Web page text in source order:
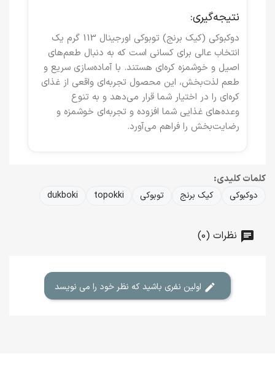
نتیجه‌گیری:
دوکبوکی (کیک برنج) توبوکی اورجینال 113 گرم
یک
انتخاب عالی برای کسانی است که به دنبال طعم‌های
اصیل و خوشمزه کره‌ای هستند. با آماده‌سازی سریع و
طعم لذت‌بخش، این محصول تجربه‌ای واقعی از غذای
کره‌ای را در اختیار شما قرار می‌دهد و به تنوع
وعده‌های غذایی شما افزوده و تجربه‌ای خوشمزه و
رضایت‌بخش را فراهم می‌آورد.
کلمات کلیدی:
دوکبوکی کیک برنج توبوکی topokki
dukboki
نظرات (0)